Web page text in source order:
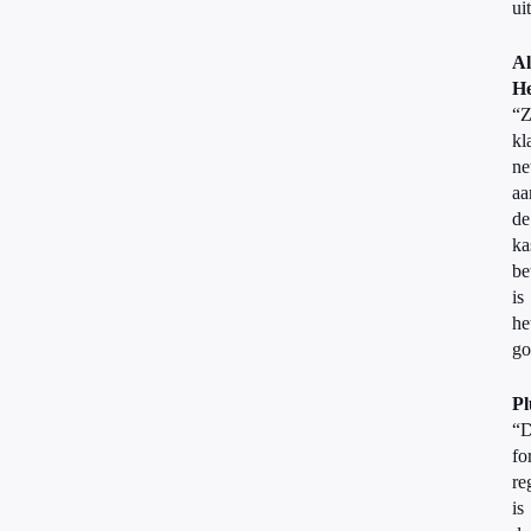
de
is
is